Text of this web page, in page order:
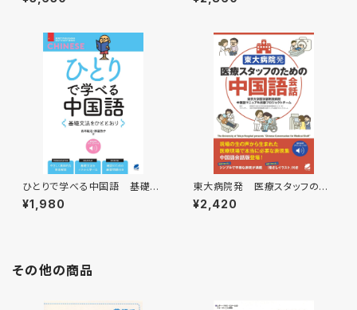
ひとりで学べる中国語 基礎文
法をひととおり ［音声DL付］
¥1,980
東大病院発 医療スタッフのた
めの中国語会話 ［音声DL付］
¥2,420
その他の商品